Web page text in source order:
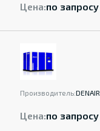
Цена:по запросу
Производитель:DENAIR
Цена:по запросу